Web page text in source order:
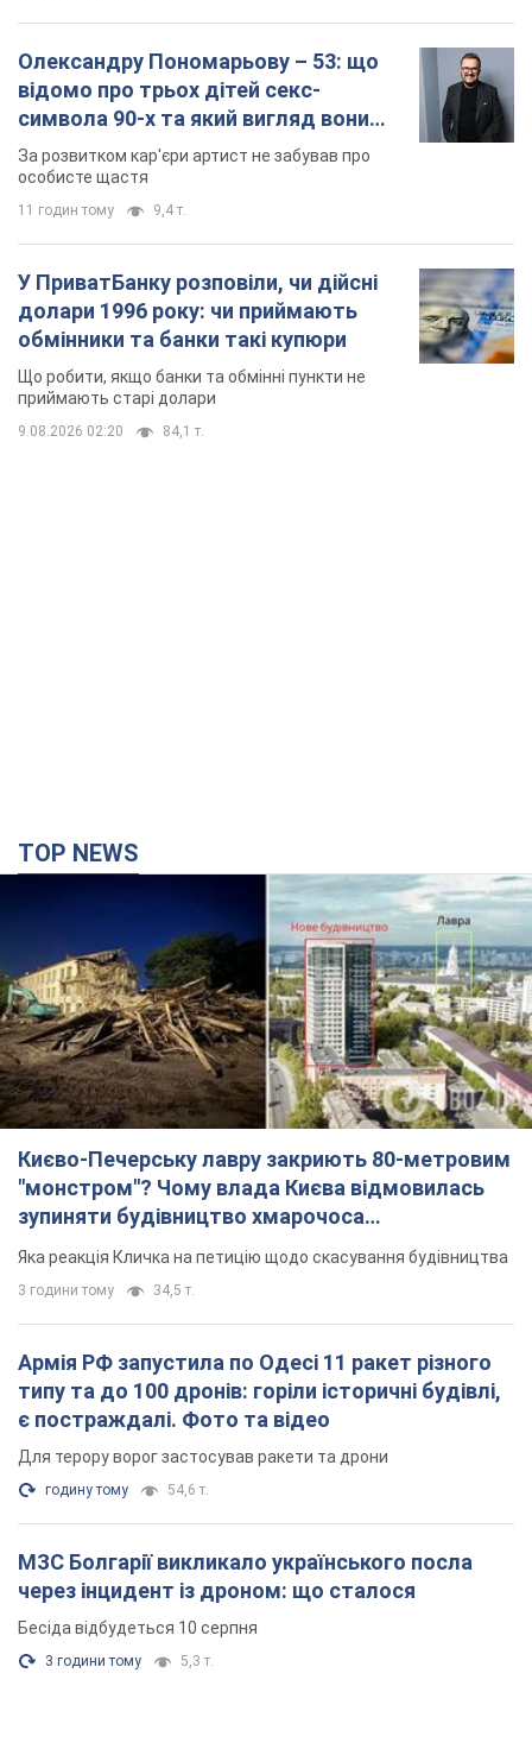
Олександру Пономарьову – 53: що
відомо про трьох дітей секс-
символа 90-х та який вигляд вони
мають
За розвитком кар'єри артист не забував про
особисте щастя
11 годин тому 9,4 т.
У ПриватБанку розповіли, чи дійсні
долари 1996 року: чи приймають
обмінники та банки такі купюри
Що робити, якщо банки та обмінні пункти не
приймають старі долари
9.08.2026 02:20 84,1 т.
TOP NEWS
Києво-Печерську лавру закриють 80-метровим
"монстром"? Чому влада Києва відмовилась
зупиняти будівництво хмарочоса
"московського вірянина"
Яка реакція Кличка на петицію щодо скасування будівництва
3 години тому 34,5 т.
Армія РФ запустила по Одесі 11 ракет різного
типу та до 100 дронів: горіли історичні будівлі,
є постраждалі. Фото та відео
Для терору ворог застосував ракети та дрони
годину тому 54,6 т.
МЗС Болгарії викликало українського посла
через інцидент із дроном: що сталося
Бесіда відбудеться 10 серпня
3 години тому 5,3 т.